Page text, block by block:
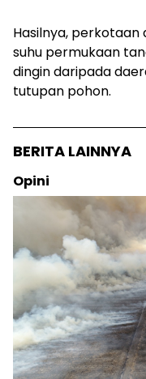
Hasilnya,
suhu permukaan
dingin daripada
tutupan pohon.
BERITA LAINNYA
Opini